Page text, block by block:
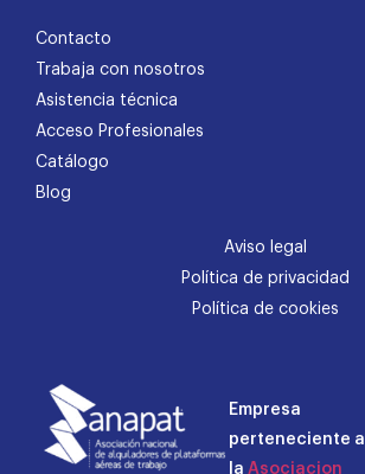
Contacto
Trabaja con nosotros
Asistencia técnica
Acceso Profesionales
Catálogo
Blog
Aviso legal
Política de privacidad
Política de cookies
Empresa
perteneciente a
la Asociacion